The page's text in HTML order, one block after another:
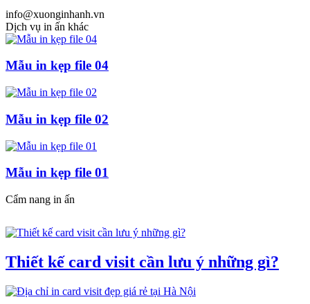
info@xuonginhanh.vn
Dịch vụ in ấn khác
Mẫu in kẹp file 04
Mẫu in kẹp file 02
Mẫu in kẹp file 01
Cẩm nang in ấn
Thiết kế card visit cần lưu ý những gì?